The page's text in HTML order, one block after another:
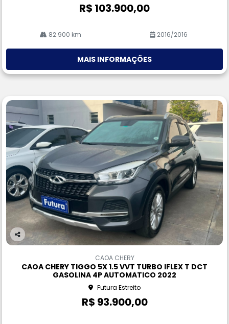
R$ 103.900,00
82.900 km 2016/2016
MAIS INFORMAÇÕES
Co
CAOA CHERY
CAOA CHERY TIGGO 5X 1.5 VVT TURBO IFLEX T DCT
GASOLINA 4P AUTOMATICO 2022
Futura Estreito
R$ 93.900,00